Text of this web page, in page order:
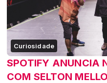
Curiosidade
SPOTIFY ANUNCIA
COM SELTON